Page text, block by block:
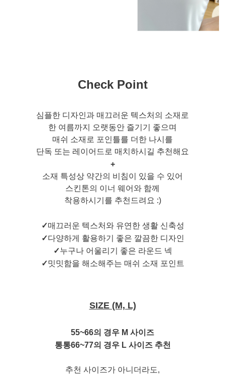
Check Point
심플한 디자인과 매끄러운 텍스처의 소재로
한 여름까지 오랫동안 즐기기 좋으며
매쉬 소재로 포인틀를 더한 나시를
단독 또는 레이어드로 매치하시길 추천해요
+
소재 특성상 약간의 비침이 있을 수 있어
스킨톤의 이너 웨어와 함께
착용하시기를 추천드려요 :)
✓매끄러운 텍스처와 유연한 생활 신축성
✓다양하게 활용하기 좋은 깔끔한 디자인
✓누구나 어울리기 좋은 라운드 넥
✓밋밋함을 해소해주는 매쉬 소재 포인트
SIZE (M, L)
55~66의 경우 M 사이즈
통통66~77의 경우 L 사이즈 추천
추천 사이즈가 아니더라도,